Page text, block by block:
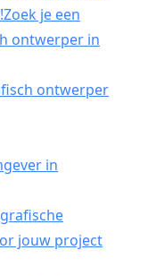
je een
ontwerper in
ontwerper
in
jouw project